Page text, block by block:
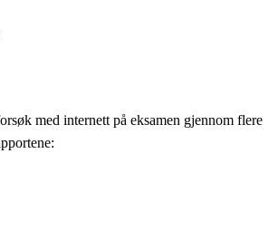
med internett på eksamen gjennom flere